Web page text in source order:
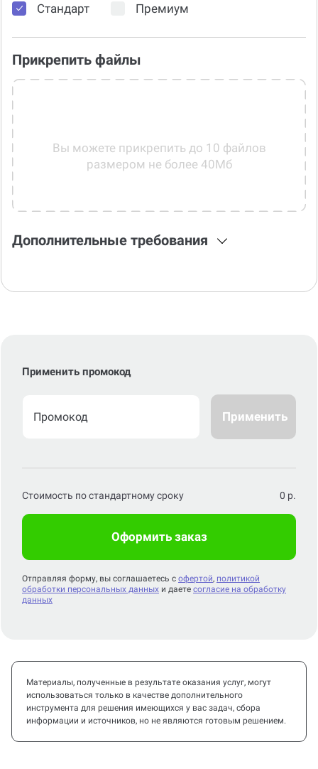
Стандарт Премиум
Прикрепить файлы
Вы можете прикрепить до 10 файлов
размером не более 40Мб
Дополнительные требования
Применить промокод
Применить
Стоимость по стандартному сроку 0 р.
Оформить заказ
Отправляя форму, вы соглашаетесь с офертой, политикой
обработки персональных данных и даете согласие на обработку
данных
Материалы, полученные в результате оказания услуг, могут
использоваться только в качестве дополнительного
инструмента для решения имеющихся у вас задач, сбора
информации и источников, но не являются готовым решением.